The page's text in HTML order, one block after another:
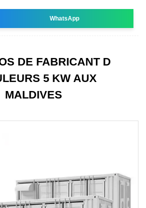
WhatsApp
DE FABRICANT D
5 KW AUX
MALDIVES